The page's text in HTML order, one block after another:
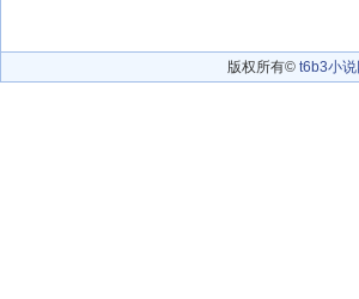
版权所有© t6b3小说